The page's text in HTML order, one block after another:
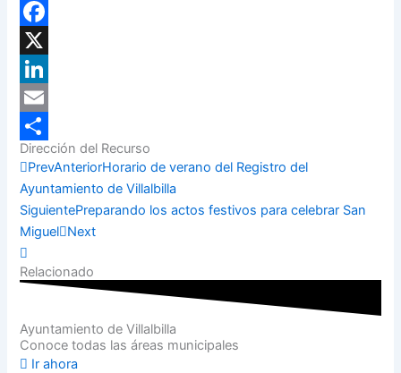
WhatsApp
Facebook
X
LinkedIn
Email
Compartir
Dirección del Recurso
PrevAnteriorHorario de verano del Registro del
Ayuntamiento de Villalbilla
SiguientePreparando los actos festivos para celebrar San
Miguel Next
Relacionado
Ayuntamiento de Villalbilla
Conoce todas las áreas municipales
Ir ahora